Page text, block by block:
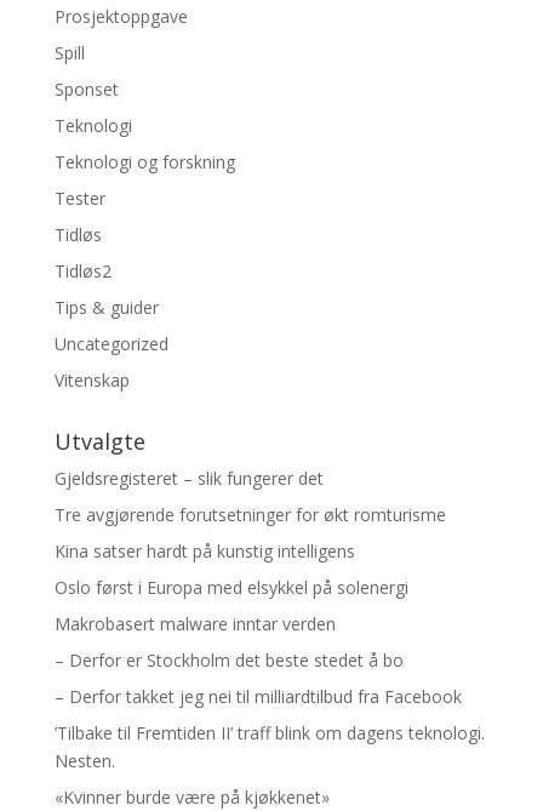
Prosjektoppgave
Spill
Sponset
Teknologi
Teknologi og forskning
Tester
Tidløs
Tidløs2
Tips & guider
Uncategorized
Vitenskap
Utvalgte
Gjeldsregisteret – slik fungerer det
Tre avgjørende forutsetninger for økt romturisme
Kina satser hardt på kunstig intelligens
Oslo først i Europa med elsykkel på solenergi
Makrobasert malware inntar verden
– Derfor er Stockholm det beste stedet å bo
– Derfor takket jeg nei til milliardtilbud fra Facebook
’Tilbake til Fremtiden II’ traff blink om dagens teknologi.
Nesten.
«Kvinner burde være på kjøkkenet»